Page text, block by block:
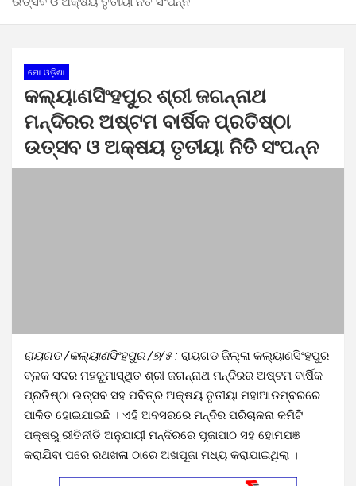
ମୋ ଓଡ଼ିଶା
କଲ୍ୟାଣସିଂହପୁର ଶ୍ରୀ ଜଗନ୍ନାଥ
ମନ୍ଦିରର ଅଷ୍ଟମ ବାର୍ଷିକ ପ୍ରତିଷ୍ଠା
ଉତ୍ସବ ଓ ଅକ୍ଷୟ ତୃତୀୟା ନିତି ସଂପନ୍ନ
ରାୟଗଡ /କଲ୍ୟାଣସିଂହପୁର /୭/୫ : ରାୟଗଡ ଜିଲ୍ଳା କଲ୍ୟାଣସିଂହପୁର
ବ୍ଳକ ସଦର ମହକୁମାସ୍ଥିତ ଶ୍ରୀ ଜଗନ୍ନାଥ ମନ୍ଦିରର ଅଷ୍ଟମ ବାର୍ଷିକ
ପ୍ରତିଷ୍ଠା ଉତ୍ସବ ସହ ପବିତ୍ର ଅକ୍ଷୟ ତୃତୀୟା ମହାଆଡମ୍ବରରେ
ପାଳିତ ହୋଇଯାଇଛି । ଏହି ଅବସରରେ ମନ୍ଦିର ପରିଚାଳନା କମିଟି
ପକ୍ଷରୁ ରୀତିନୀତି ଅନୁଯାୟୀ ମନ୍ଦିରରେ ପୂଜାପାଠ ସହ ହୋମଯଞ
କରାଯିବା ପରେ ରଥଖଳା ଠାରେ ଅଖପୂଜା ମଧ୍ୟ କରାଯାଇଥିଲା ।